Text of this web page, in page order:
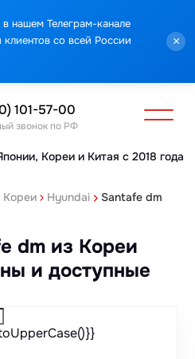
в нашем Телеграм-канале
со всей России
×
Кореи и Китая с 2018 года
101-57-00
звонок по РФ
Кореи Hyundai Santafe dm
dm из Кореи
и доступные